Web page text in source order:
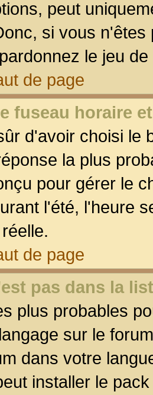
peut
si vous
le jeu
de page
fuseau horaire
d'avoir choisi le
la plus
pour gérer le
l'été, l'heure
de page
pas dans la
plus probables
sur le
dans votre
installer le